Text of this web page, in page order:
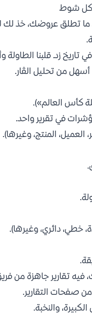
كل شوط
ما تطلق عروضك، خذ
زد. قلبنا
من تحليل الڤار.
كأس العالم»).
في تقرير واحد.
المنتج، وغيرها).
خطي، دائري، وغيرها).
فيه تقارير جاهزة من
صفحات التقارير.
والنخبة.